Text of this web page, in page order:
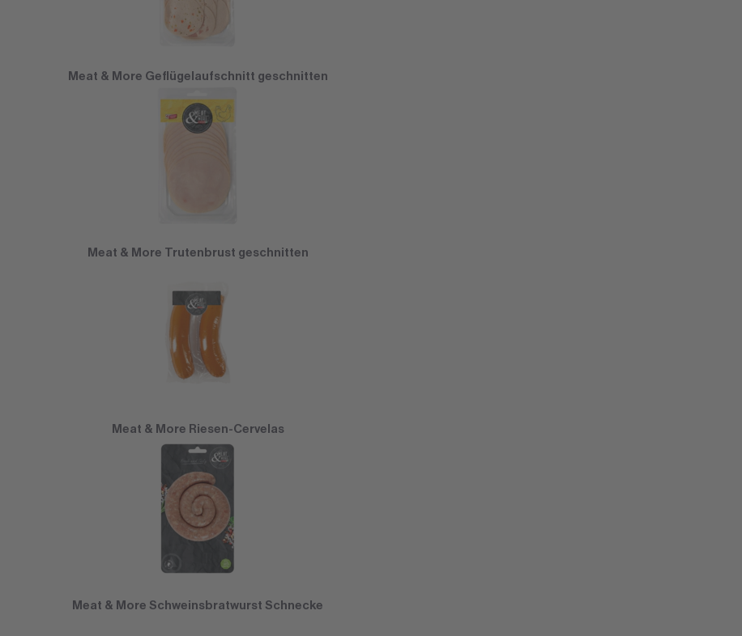
Meat & More Geflügelaufschnitt geschnitten
Meat & More Trutenbrust geschnitten
Meat & More Riesen-Cervelas
Meat & More Schweinsbratwurst Schnecke